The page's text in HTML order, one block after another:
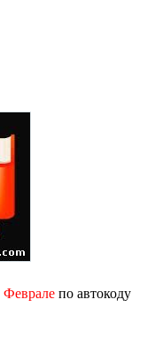
Феврале по автокоду